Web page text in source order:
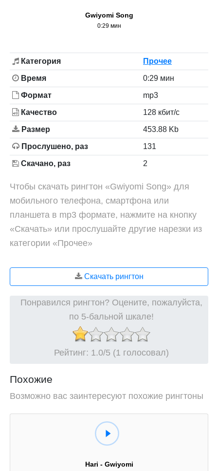
Gwiyomi Song
0:29 мин
Категория Прочее
Время 0:29 мин
Формат mp3
Качество 128 кбит/с
Размер 453.88 Kb
Прослушено, раз 131
Скачано, раз 2
Чтобы скачать рингтон «Gwiyomi Song» для
мобильного телефона, смартфона или
планшета в mp3 формате, нажмите на кнопку
«Скачать» или прослушайте другие нарезки из
категории «Прочее»
Скачать рингтон
Понравился рингтон? Оцените, пожалуйста,
по 5-бальной шкале!
Рейтинг: 1.0/5 (1 голосовал)
Похожие
Возможно вас заинтересуют похожие рингтоны
Hari - Gwiyomi